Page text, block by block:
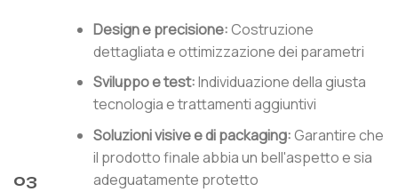
03
Design e precisione:Costruzione
dettagliata e ottimizzazione dei parametri
Sviluppo e test:Individuazione della giusta
tecnologia e trattamenti aggiuntivi
Soluzioni visive e di packaging:Garantire che
il prodotto finale abbia un bell'aspetto e sia
adeguatamente protetto